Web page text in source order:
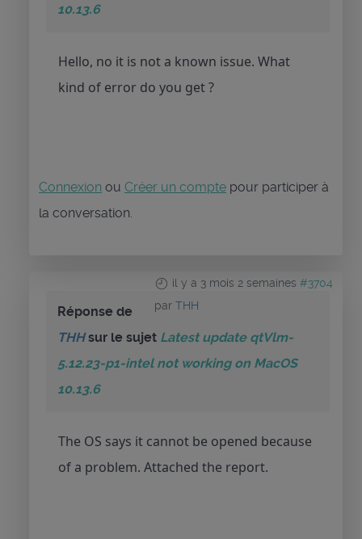
10.13.6
Hello, no it is not a known issue. What
kind of error do you get ?
Connexion ou Créer un compte pour participer à
la conversation.
il y a 3 mois 2 semaines #3704
par THH
Réponse de
THHsur le sujet Latest update qtVlm-
5.12.23-p1-intel not working on MacOS
10.13.6
The OS says it cannot be opened because
of a problem. Attached the report.